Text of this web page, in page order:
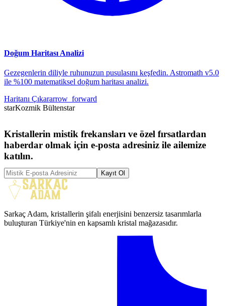
Doğum Haritası Analizi
Gezegenlerin diliyle ruhunuzun pusulasını keşfedin. Astromath v5.0
ile %100 matematiksel doğum haritası analizi.
Haritanı Çıkararrow_forward
starKozmik Bültenstar
Kristallerin mistik frekansları ve özel fırsatlardan
haberdar olmak için e-posta adresiniz ile ailemize
katılın.
Kayıt Ol
Sarkaç Adam, kristallerin şifalı enerjisini benzersiz tasarımlarla
buluşturan Türkiye'nin en kapsamlı kristal mağazasıdır.